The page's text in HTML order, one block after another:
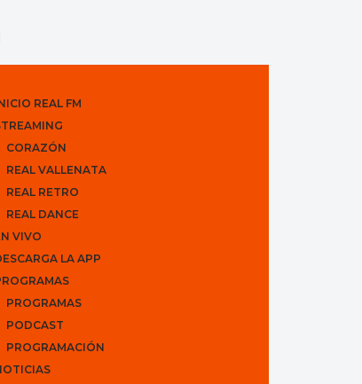
REAL FM
CORAZÓN
REAL VALLENATA
REAL RETRO
REAL DANCE
VIVO
LA APP
PROGRAMAS
PODCAST
PROGRAMACIÓN